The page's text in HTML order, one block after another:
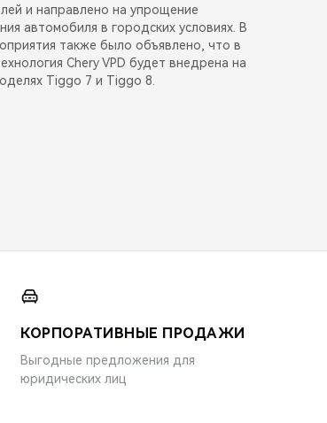
и направлено на упрощение
автомобиля в городских условиях. В
также было объявлено, что в
Chery VPD будет внедрена на
Tiggo 7 и Tiggo 8.
КОРПОРАТИВНЫЕ ПРОДАЖИ
Выгодные предложения для
юридических лиц